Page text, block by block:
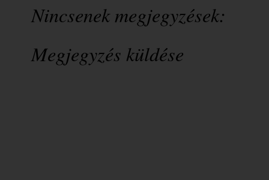
Nincsenek megjegyzések:
Megjegyzés küldése